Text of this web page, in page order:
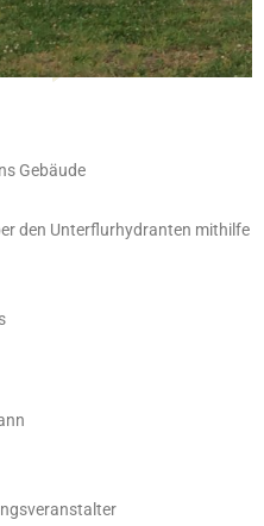
Gebäude
den Unterflurhydranten mithilfe